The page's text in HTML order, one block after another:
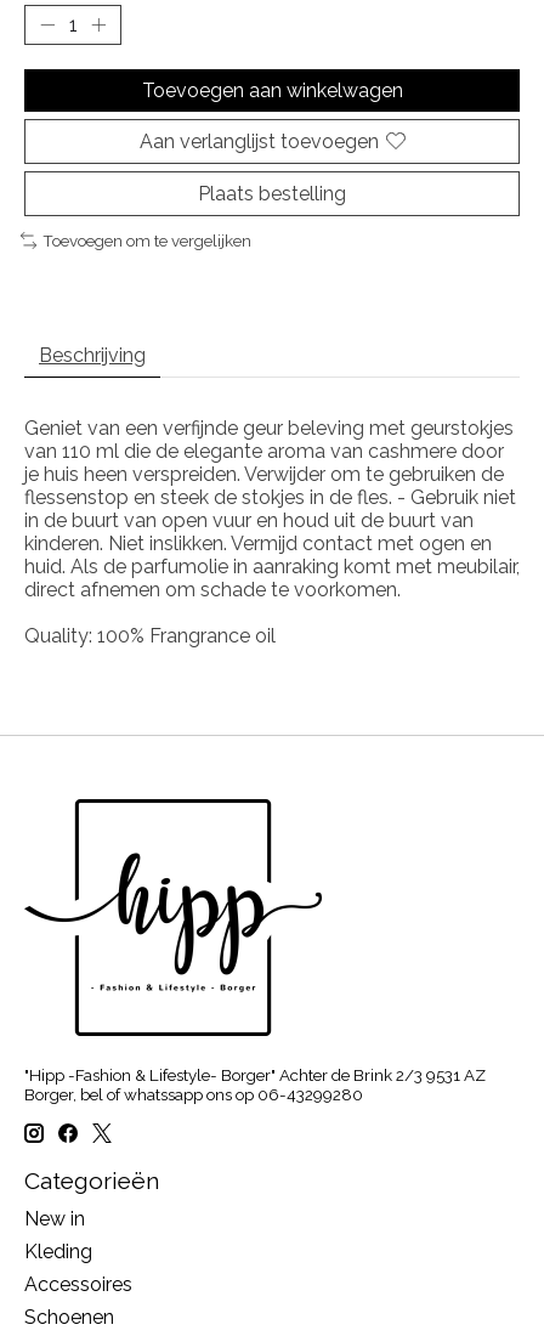
Toevoegen aan winkelwagen
Aan verlanglijst toevoegen
Plaats bestelling
Toevoegen om te vergelijken
Beschrijving
Geniet van een verfijnde geur beleving met geurstokjes
van 110 ml die de elegante aroma van cashmere door
je huis heen verspreiden. Verwijder om te gebruiken de
flessenstop en steek de stokjes in de fles. - Gebruik niet
in de buurt van open vuur en houd uit de buurt van
kinderen. Niet inslikken. Vermijd contact met ogen en
huid. Als de parfumolie in aanraking komt met meubilair,
direct afnemen om schade te voorkomen.
Quality: 100% Frangrance oil
"Hipp -Fashion & Lifestyle- Borger" Achter de Brink 2/3 9531 AZ
Borger, bel of whatssapp ons op 06-43299280
Categorieën
New in
Kleding
Accessoires
Schoenen